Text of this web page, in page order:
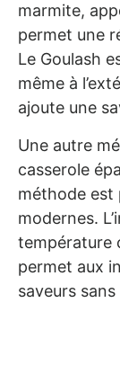
marmite,
permet une
Le Goulash
même à
ajoute une
Une autre
casserole
méthode est
modernes.
température
permet aux
saveurs sans